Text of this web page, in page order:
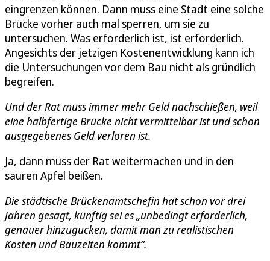
eingrenzen können. Dann muss eine Stadt eine solche
Brücke vorher auch mal sperren, um sie zu
untersuchen. Was erforderlich ist, ist erforderlich.
Angesichts der jetzigen Kostenentwicklung kann ich
die Untersuchungen vor dem Bau nicht als gründlich
begreifen.
Und der Rat muss immer mehr Geld nachschießen, weil
eine halbfertige Brücke nicht vermittelbar ist und schon
ausgegebenes Geld verloren ist.
Ja, dann muss der Rat weitermachen und in den
sauren Apfel beißen.
Die städtische Brückenamtschefin hat schon vor drei
Jahren gesagt, künftig sei es „unbedingt erforderlich,
genauer hinzugucken, damit man zu realistischen
Kosten und Bauzeiten kommt“.